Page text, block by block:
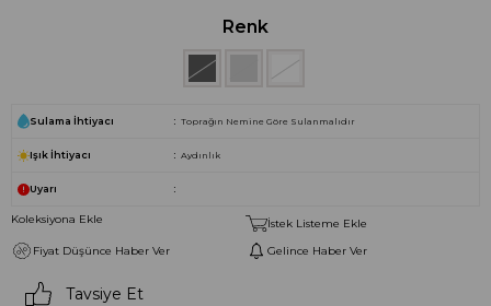
Renk
Sulama İhtiyacı Toprağın Nemine Göre Sulanmalıdır
Işık İhtiyacı Aydınlık
Uyarı
Koleksiyona Ekle
İstek Listeme Ekle
Fiyat Düşünce Haber Ver
Gelince Haber Ver
Tavsiye Et